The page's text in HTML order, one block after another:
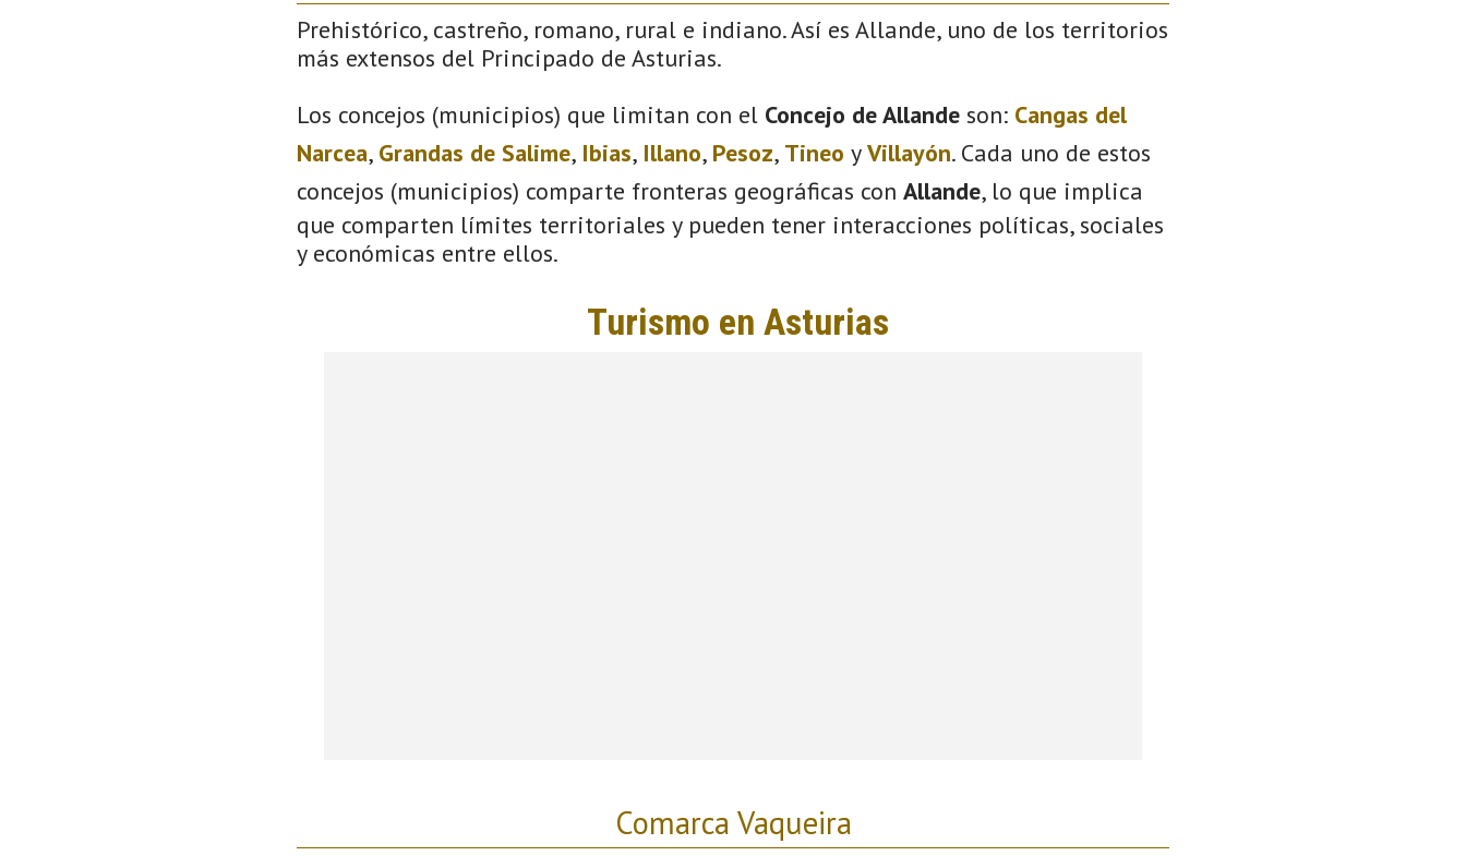
Prehistórico, castreño, romano, rural e indiano. Así es Allande, uno de los territorios
más extensos del Principado de Asturias.
Los concejos (municipios) que limitan con el Concejo de Allande son: Cangas del
Narcea, Grandas de Salime, Ibias, Illano, Pesoz, Tineo yVillayón. Cada uno de estos
concejos (municipios) comparte fronteras geográficas con Allande, lo que implica
que comparten límites territoriales y pueden tener interacciones políticas, sociales
y económicas entre ellos.
Comarca Vaqueira